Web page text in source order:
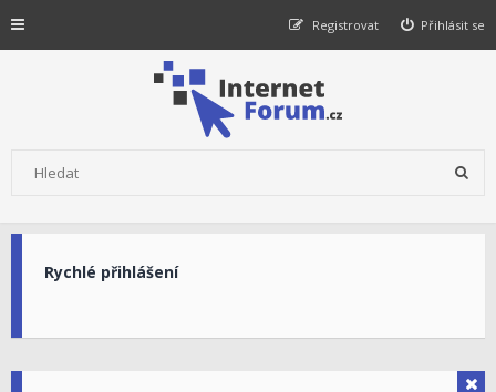
Přihlásit se
Registrovat
Rychlé přihlášení